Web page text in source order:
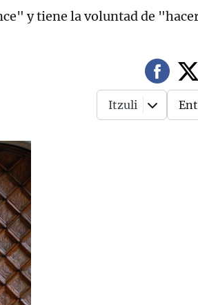
y tiene la voluntad de
Itzuli